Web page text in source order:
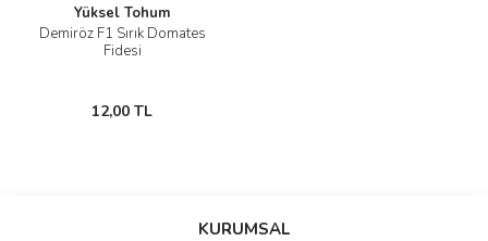
Yüksel Tohum
Demiröz F1 Sırık Domates
Fidesi
12,00 TL
KURUMSAL